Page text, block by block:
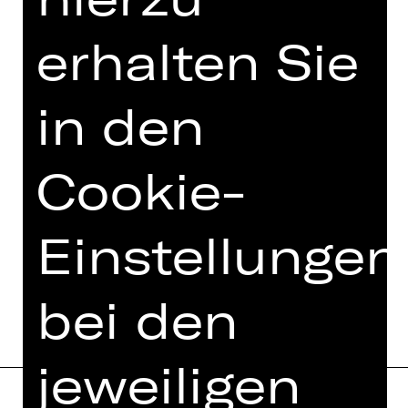
TERMINE UND BESETZUNG
FOTOS
PRESSESTIMMEN
MEHR DAZU IM DIGITALEN
PROGRAMMHEFT
erhalten Sie
in den
Cookie-
Einstellungen
bei den
jeweiligen